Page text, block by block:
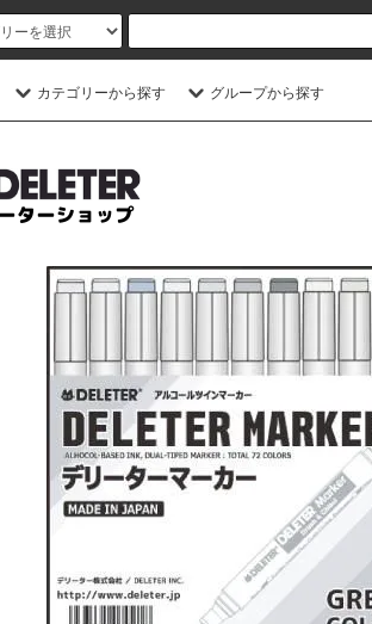
カテゴリーから探す グループから探す